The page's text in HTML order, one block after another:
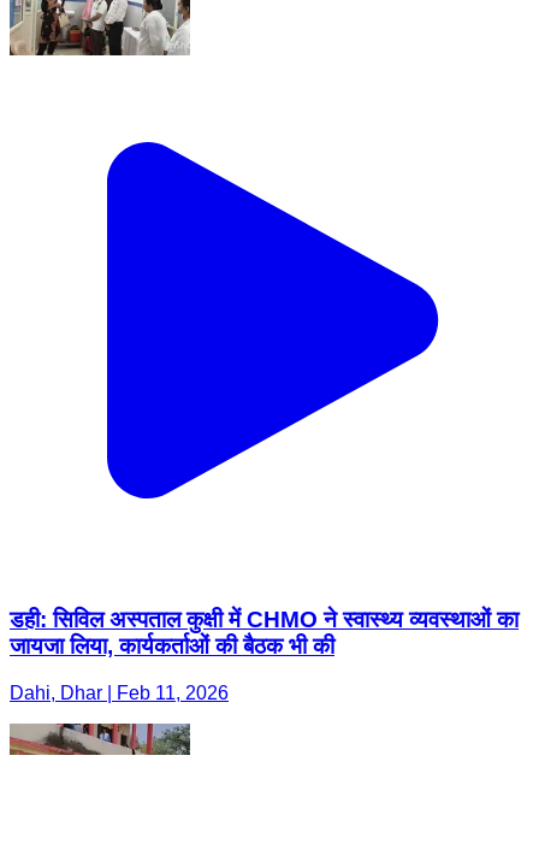
डही: सिविल अस्पताल कुक्षी में CHMO ने स्वास्थ्य व्यवस्थाओं का
जायजा लिया, कार्यकर्ताओं की बैठक भी की
Dahi, Dhar | Feb 11, 2026